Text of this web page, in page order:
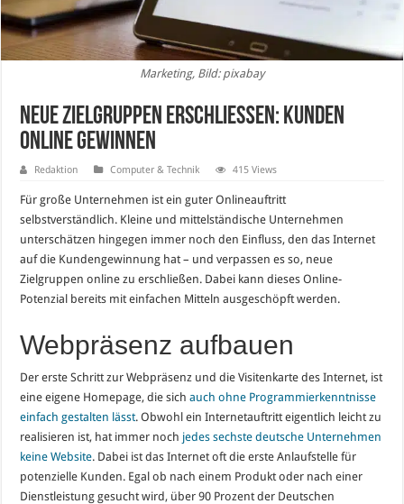
Marketing, Bild: pixabay
Neue Zielgruppen erschließen: Kunden
online gewinnen
Redaktion Computer & Technik 415 Views
Für große Unternehmen ist ein guter Onlineauftritt
selbstverständlich. Kleine und mittelständische Unternehmen
unterschätzen hingegen immer noch den Einfluss, den das Internet
auf die Kundengewinnung hat – und verpassen es so, neue
Zielgruppen online zu erschließen. Dabei kann dieses Online-
Potenzial bereits mit einfachen Mitteln ausgeschöpft werden.
Webpräsenz aufbauen
Der erste Schritt zur Webpräsenz und die Visitenkarte des Internet, ist
eine eigene Homepage, die sichauch ohne Programmierkenntnisse
einfach gestalten lässt. Obwohl ein Internetauftritt eigentlich leicht zu
realisieren ist, hat immer noch jedes sechste deutsche Unternehmen
keine Website. Dabei ist das Internet oft die erste Anlaufstelle für
potenzielle Kunden. Egal ob nach einem Produkt oder nach einer
Dienstleistung gesucht wird, über 90 Prozent der Deutschen